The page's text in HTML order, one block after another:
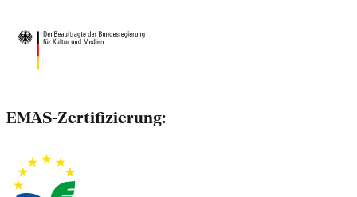
EMAS-Zertifizierung: